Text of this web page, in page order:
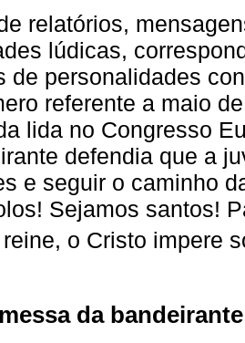
relatórios,
lúdicas,
de personalidades
referente a maio
lida no Congresso
defendia que a
e seguir o caminho
Sejamos santos!
o Cristo impere
da